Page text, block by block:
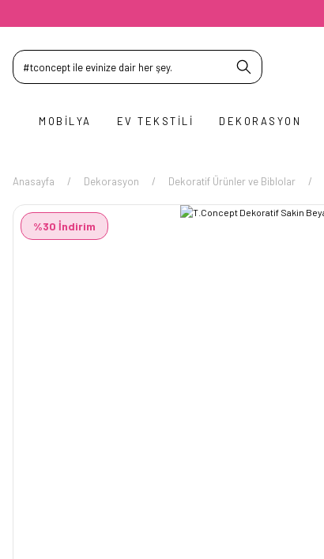
MOBILYA EV TEKSTILI DEKORASYON
Anasayfa Dekorasyon Dekoratif Ürünler ve Biblolar
%30 İndirim